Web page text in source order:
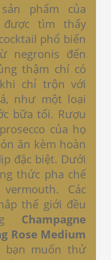
phẩm của
tìm thấy
phổ biến
negronis đến
thậm chí có
chỉ trộn với
như một loại
bữa tối. Rượu
của họ
ăn kèm hoàn
đặc biệt. Dưới
thức pha chế
Các
thế giới đều
Champagne
Rose Medium
bạn muốn thử